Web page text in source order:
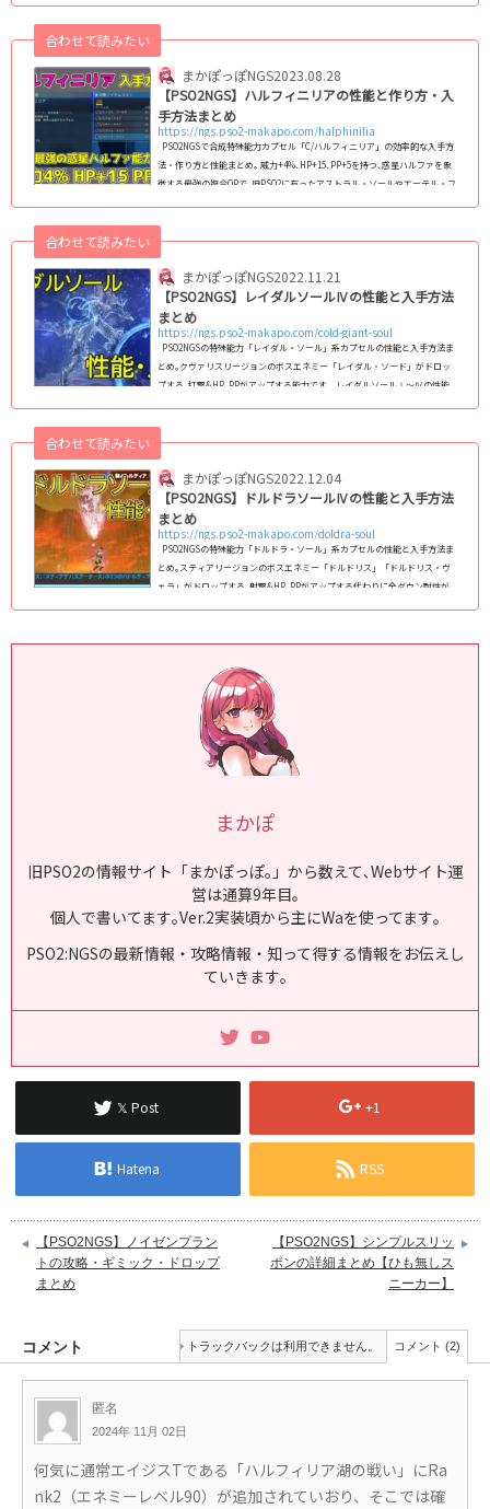
(adsbygoogle = window.adsbygoogle || ).push({});ハルフィニリアとの共
存(同時付け)は不可 &nbsp...
まかぽっぽNGS
合わせて読みたい
2023.08.28
【PSO2NGS】ハルフィニリアの性能と作り方・入
手方法まとめ
https://ngs.pso2-makapo.com/halphinilia
PSO2NGSで合成特殊能力カプセル「C/ハルフィニリア」の効率的な入手方
法・作り方と性能まとめ｡ 威力+4%､HP+15､PP+5を持つ､惑星ハルファを象
徴する最強の複合OPで､旧PSO2に有ったアストラル・ソールやエーテル・フ
7% ハルフィニリアLC威力+3.75%､HP+15､PP+5成功確率 10%(C)SEGA ハ
ルフィニリアは､現状最強のOPで､打撃・射撃・法撃の武器威力が汎用的に
上がり､HPもP...
まかぽっぽNGS
合わせて読みたい
2022.11.21
【PSO2NGS】レイダルソールⅣの性能と入手方法
まとめ
https://ngs.pso2-makapo.com/cold-giant-soul
PSO2NGSの特殊能力「レイダル・ソール」系カプセルの性能と入手方法ま
とめ｡クヴァリスリージョンのボスエネミー「レイダル・ソード」がドロッ
プする､打撃&HP､PPがアップする能力です｡ レイダルソールⅠ～Ⅳの性能
ディナルタワーのレイダルルートからも可ハルファ広域連破訓練・【1周
目】3-Ⅲで10個・【2周目以降】3-Ⅵで5個C/レイダル・ソールⅢHP+10 PP+
3打撃武器威力+2.5%8...
まかぽっぽNGS
合わせて読みたい
2022.12.04
【PSO2NGS】ドルドラソールⅣの性能と入手方法
まとめ
https://ngs.pso2-makapo.com/doldra-soul
PSO2NGSの特殊能力「ドルドラ・ソール」系カプセルの性能と入手方法ま
とめ｡スティアリージョンのボスエネミー「ドルドリス」「ドルドリス・ヴ
ェラ」がドロップする､射撃&HP､PPがアップする代わりに全ダウン耐性が
PP+5射撃武器威力+3.0%全ダウン耐性-10%8%緊急クエスト「ドルドリス・
武器威力+2.5%...
まかぽ
旧PSO2の情報サイト「まかぽっぽ｡」から数えて､Webサイト運
営は通算9年目｡
個人で書いてます｡Ver.2実装頃から主にWaを使ってます｡
PSO2:NGSの最新情報・攻略情報・知って得する情報をお伝えし
ていきます｡
𝕏 Post +1
Hatena RSS
【PSO2NGS】ノイゼンプラン
トの攻略・ギミック・ドロップ
まとめ
【PSO2NGS】シンプルスリッ
ポンの詳細まとめ【ひも無しス
ニーカー】
コメント トラックバックは利用できません。 コメント (2)
匿名
2024年 11月 02日
何気に通常エイジスTである「ハルフィリア湖の戦い」にRa
nk2（エネミーレベル90）が追加されていおり、そこでは確